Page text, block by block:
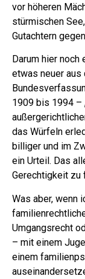
vor höheren
stürmischen
Gutachtern
Darum hier
etwas neuer aus
1909 bis 1994 –
das Würfeln
billiger und im
ein Urteil. Das
Gerechtigkeit zu
Was aber, wenn
Umgangsrecht
– mit einem
einem